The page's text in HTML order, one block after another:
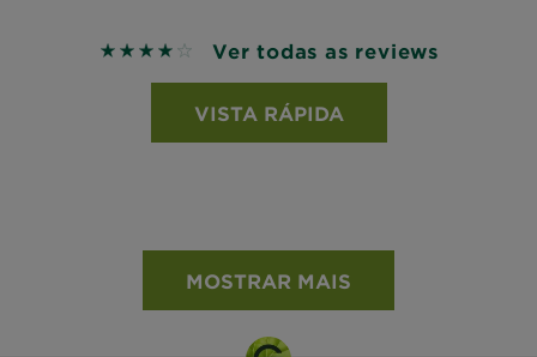
4 out of 5 stars based on reviews
Ver todas as reviews
VISTA RÁPIDA
MOSTRAR MAIS